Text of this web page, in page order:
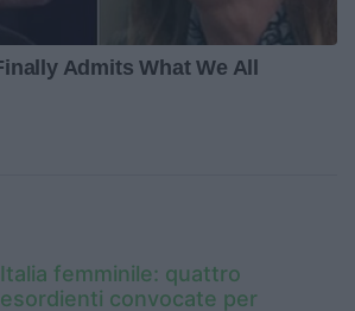
Italia femminile: quattro
esordienti convocate per